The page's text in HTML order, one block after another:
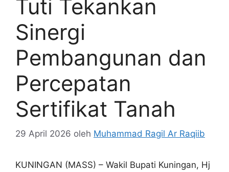
Tuti Tekankan
Sinergi
Pembangunan dan
Percepatan
Sertifikat Tanah
29 April 2026 oleh Muhammad Ragil Ar Raqiib
KUNINGAN (MASS) – Wakil Bupati Kuningan, Hj